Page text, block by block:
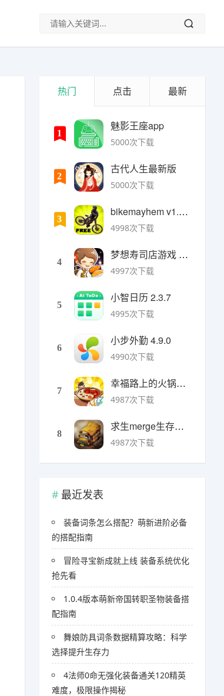
热门 点击 最新
1
魅影王座app
5000次下载
2
古代人生最新版
5000次下载
3
bikemayhem v1.6.2安卓版
4998次下载
4
梦想寿司店游戏 v4.14.1安卓版
4997次下载
5
小智日历 2.3.7
4995次下载
6
小步外勤 4.9.0
4990次下载
7
幸福路上的火锅店官方版 v5.3.5安卓版
4987次下载
8
求生merge生存之地手机版 v1.48.0安卓版
4987次下载
最近发表
装备词条怎么搭配？萌新进阶必备
的搭配指南
冒险寻宝新成就上线 装备系统优化
抢先看
1.0.4版本萌新帝国转职圣物装备搭
配指南
舞娘防具词条数据精算攻略：科学
选择提升生存力
4法师0命无强化装备通关120精英
难度，极限操作揭秘